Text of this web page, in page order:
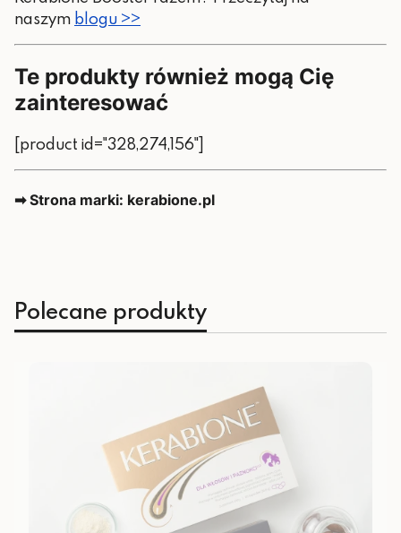
naszym blogu >>
Te produkty również mogą Cię
zainteresować
[product id="328,274,156"]
➡ Strona marki: kerabione.pl
Polecane produkty